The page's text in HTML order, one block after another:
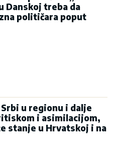
Danskoj treba da
političara poput
u regionu i dalje
i asimilacijom,
stanje u Hrvatskoj i na